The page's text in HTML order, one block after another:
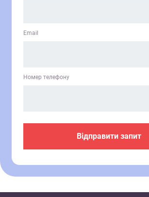
Email
Номер телефону